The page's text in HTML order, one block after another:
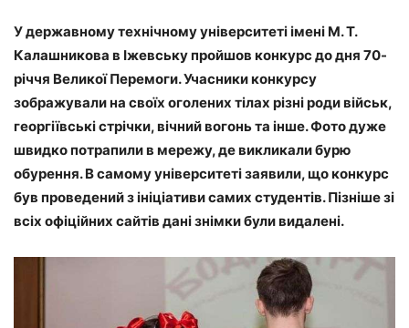
У державному технічному університеті імені М. Т.
Калашникова в Іжевську пройшов конкурс до дня 70-
річчя Великої Перемоги. Учасники конкурсу
зображували на своїх оголених тілах різні роди військ,
георгіївські стрічки, вічний вогонь та інше. Фото дуже
швидко потрапили в мережу, де викликали бурю
обурення. В самому університеті заявили, що конкурс
був проведений з ініціативи самих студентів. Пізніше зі
всіх офіційних сайтів дані знімки були видалені.